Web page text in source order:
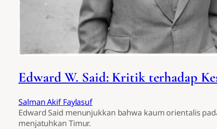
Edward W. Said: Kritik terhadap
Salman Akif Faylasuf
Edward Said menunjukkan bahwa kaum orientalis
menjatuhkan Timur.